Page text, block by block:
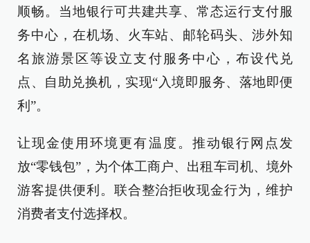
顺畅。当地银行可共建共享、常态运行支付服
务中心，在机场、火车站、邮轮码头、涉外知
名旅游景区等设立支付服务中心，布设代兑
点、自助兑换机，实现“入境即服务、落地即便
利”。
让现金使用环境更有温度。推动银行网点发
放“零钱包”，为个体工商户、出租车司机、境外
游客提供便利。联合整治拒收现金行为，维护
消费者支付选择权。